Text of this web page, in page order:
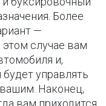
Более
—
этом случае вам
и,
управлять
Наконец,
вам приходится